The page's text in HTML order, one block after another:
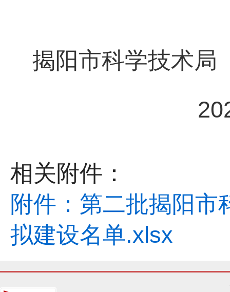
揭阳市科学
相关附件：
附件：第二批揭阳市
拟建设名单.xlsx